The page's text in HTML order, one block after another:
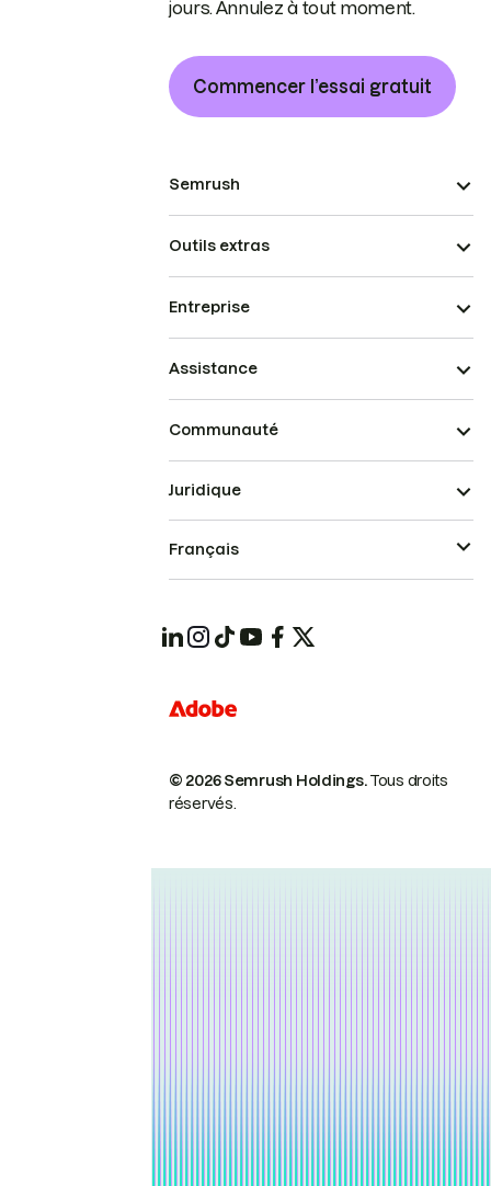
jours. Annulez à tout moment.
Commencer l’essai gratuit
Semrush
Outils extras
Entreprise
Assistance
Communauté
© 2026 Semrush Holdings.Tous droits
réservés.
Juridique
Français